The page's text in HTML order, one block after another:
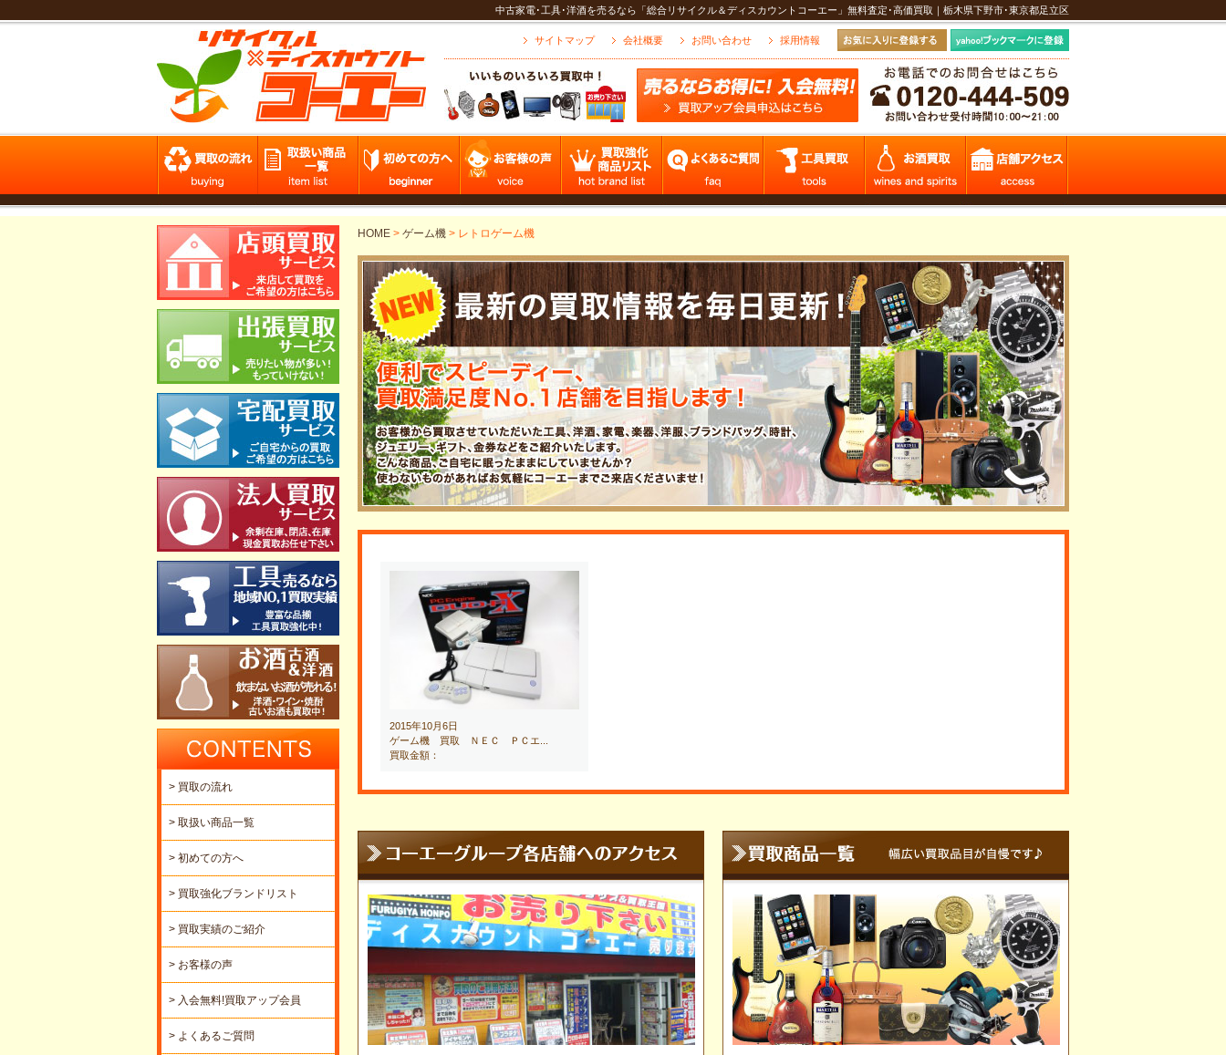
中古家電･工具･洋酒を売るなら「総合リサイクル＆ディスカウントコーエー」無料査定･高価買取｜栃木県下野市･東京都足立区
サイトマップ 会社概要 お問い合わせ 採用情報
HOME > ゲーム機 > レトロゲーム機
2015年10月6日
ゲーム機 買取 ＮＥＣ ＰＣエ...
買取金額：
> 買取の流れ
> 取扱い商品一覧
> 初めての方へ
> 買取強化ブランドリスト
> 買取実績のご紹介
> お客様の声
> 入会無料!買取アップ会員
> よくあるご質問